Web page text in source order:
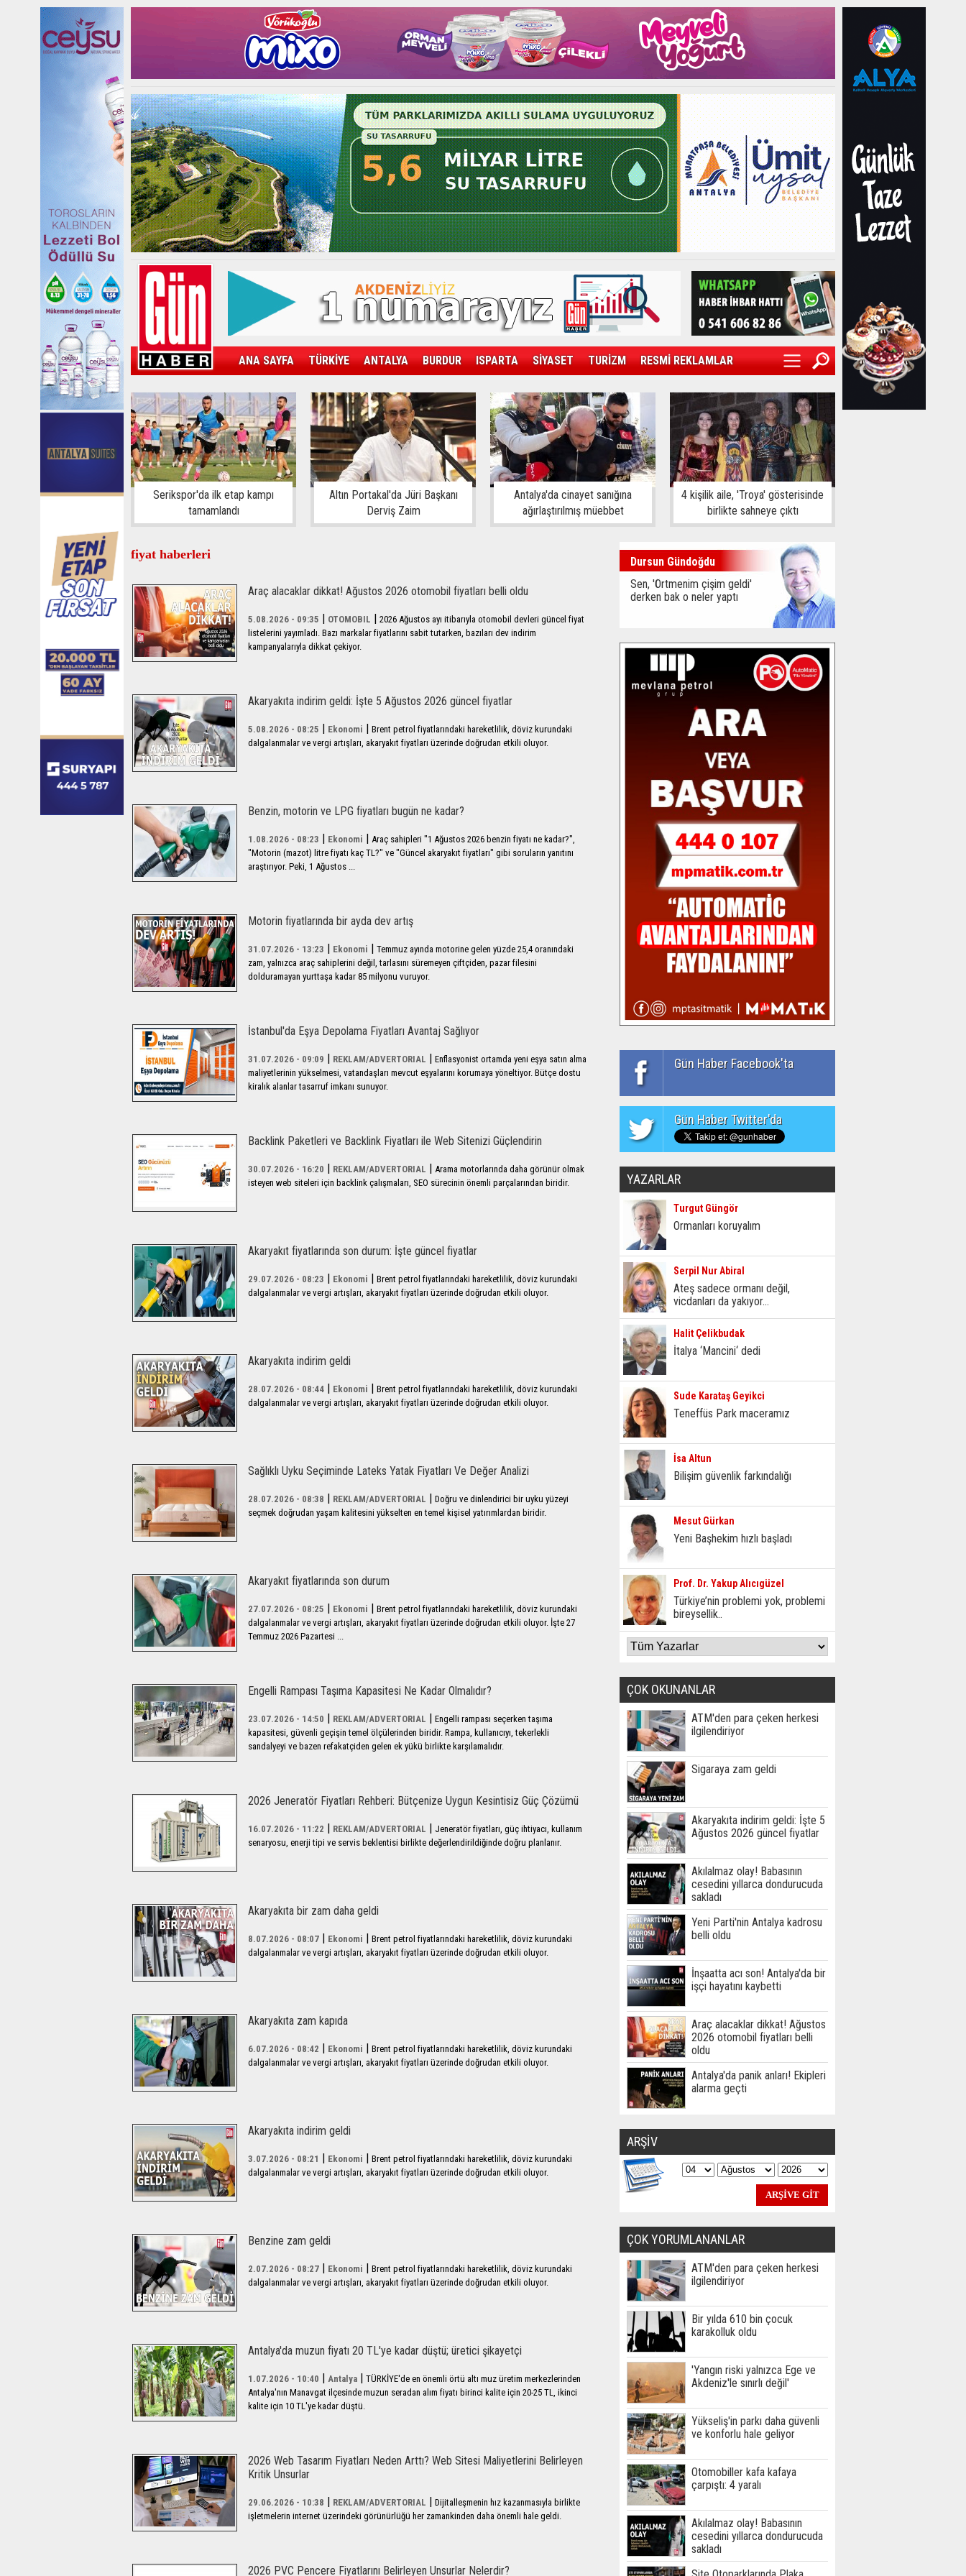
ANA SAYFA TÜRKİYE ANTALYA BURDUR ISPARTA SİYASET TURİZM RESMİ REKLAMLAR
KAMPÜS SPOR GÜN'ÜN ÜRÜNÜ SAĞLIK EKONOMİ DÜNYA
Serikspor'da ilk etap kampı
tamamlandı
Altın Portakal'da Jüri Başkanı
Derviş Zaim
Antalya'da cinayet sanığına
ağırlaştırılmış müebbet
4 kişilik aile, 'Troya' gösterisinde
birlikte sahneye çıktı
fiyat haberleri
Araç alacaklar dikkat! Ağustos 2026 otomobil fiyatları belli oldu
5.08.2026 - 09:35 | OTOMOBIL | 2026 Ağustos ayı itibarıyla otomobil devleri güncel fiyat
listelerini yayımladı. Bazı markalar fiyatlarını sabit tutarken, bazıları dev indirim
kampanyalarıyla dikkat çekiyor.
Akaryakıta indirim geldi: İşte 5 Ağustos 2026 güncel fiyatlar
5.08.2026 - 08:25 | Ekonomi | Brent petrol fiyatlarındaki hareketlilik, döviz kurundaki
dalgalanmalar ve vergi artışları, akaryakıt fiyatları üzerinde doğrudan etkili oluyor.
Benzin, motorin ve LPG fiyatları bugün ne kadar?
1.08.2026 - 08:23 | Ekonomi | Araç sahipleri "1 Ağustos 2026 benzin fiyatı ne kadar?",
"Motorin (mazot) litre fiyatı kaç TL?" ve "Güncel akaryakıt fiyatları" gibi soruların yanıtını
araştırıyor. Peki, 1 Ağustos ...
Motorin fiyatlarında bir ayda dev artış
31.07.2026 - 13:23 | Ekonomi | Temmuz ayında motorine gelen yüzde 25,4 oranındaki
zam, yalnızca araç sahiplerini değil, tarlasını süremeyen çiftçiden, pazar filesini
dolduramayan yurttaşa kadar 85 milyonu vuruyor.
İstanbul'da Eşya Depolama Fiyatları Avantaj Sağlıyor
31.07.2026 - 09:09 | REKLAM/ADVERTORIAL | Enflasyonist ortamda yeni eşya satın alma
maliyetlerinin yükselmesi, vatandaşları mevcut eşyalarını korumaya yöneltiyor. Bütçe dostu
kiralık alanlar tasarruf imkanı sunuyor.
Backlink Paketleri ve Backlink Fiyatları ile Web Sitenizi Güçlendirin
30.07.2026 - 16:20 | REKLAM/ADVERTORIAL | Arama motorlarında daha görünür olmak
isteyen web siteleri için backlink çalışmaları, SEO sürecinin önemli parçalarından biridir.
Akaryakıt fiyatlarında son durum: İşte güncel fiyatlar
29.07.2026 - 08:23 | Ekonomi | Brent petrol fiyatlarındaki hareketlilik, döviz kurundaki
dalgalanmalar ve vergi artışları, akaryakıt fiyatları üzerinde doğrudan etkili oluyor.
Akaryakıta indirim geldi
28.07.2026 - 08:44 | Ekonomi | Brent petrol fiyatlarındaki hareketlilik, döviz kurundaki
dalgalanmalar ve vergi artışları, akaryakıt fiyatları üzerinde doğrudan etkili oluyor.
Sağlıklı Uyku Seçiminde Lateks Yatak Fiyatları Ve Değer Analizi
28.07.2026 - 08:38 | REKLAM/ADVERTORIAL | Doğru ve dinlendirici bir uyku yüzeyi
seçmek doğrudan yaşam kalitesini yükselten en temel kişisel yatırımlardan biridir.
Akaryakıt fiyatlarında son durum
27.07.2026 - 08:25 | Ekonomi | Brent petrol fiyatlarındaki hareketlilik, döviz kurundaki
dalgalanmalar ve vergi artışları, akaryakıt fiyatları üzerinde doğrudan etkili oluyor. İşte 27
Temmuz 2026 Pazartesi ...
Engelli Rampası Taşıma Kapasitesi Ne Kadar Olmalıdır?
23.07.2026 - 14:50 | REKLAM/ADVERTORIAL | Engelli rampası seçerken taşıma
kapasitesi, güvenli geçişin temel ölçülerinden biridir. Rampa, kullanıcıyı, tekerlekli
sandalyeyi ve bazen refakatçiden gelen ek yükü birlikte karşılamalıdır.
2026 Jeneratör Fiyatları Rehberi: Bütçenize Uygun Kesintisiz Güç Çözümü
16.07.2026 - 11:22 | REKLAM/ADVERTORIAL | Jeneratör fiyatları, güç ihtiyacı, kullanım
senaryosu, enerji tipi ve servis beklentisi birlikte değerlendirildiğinde doğru planlanır.
Akaryakıta bir zam daha geldi
8.07.2026 - 08:07 | Ekonomi | Brent petrol fiyatlarındaki hareketlilik, döviz kurundaki
dalgalanmalar ve vergi artışları, akaryakıt fiyatları üzerinde doğrudan etkili oluyor.
Akaryakıta zam kapıda
6.07.2026 - 08:42 | Ekonomi | Brent petrol fiyatlarındaki hareketlilik, döviz kurundaki
dalgalanmalar ve vergi artışları, akaryakıt fiyatları üzerinde doğrudan etkili oluyor.
Akaryakıta indirim geldi
3.07.2026 - 08:21 | Ekonomi | Brent petrol fiyatlarındaki hareketlilik, döviz kurundaki
dalgalanmalar ve vergi artışları, akaryakıt fiyatları üzerinde doğrudan etkili oluyor.
Benzine zam geldi
2.07.2026 - 08:27 | Ekonomi | Brent petrol fiyatlarındaki hareketlilik, döviz kurundaki
dalgalanmalar ve vergi artışları, akaryakıt fiyatları üzerinde doğrudan etkili oluyor.
Antalya'da muzun fiyatı 20 TL'ye kadar düştü; üretici şikayetçi
1.07.2026 - 10:40 | Antalya | TÜRKİYE'de en önemli örtü altı muz üretim merkezlerinden
Antalya'nın Manavgat ilçesinde muzun seradan alım fiyatı birinci kalite için 20-25 TL, ikinci
kalite için 10 TL'ye kadar düştü.
2026 Web Tasarım Fiyatları Neden Arttı? Web Sitesi Maliyetlerini Belirleyen
Kritik Unsurlar
29.06.2026 - 10:38 | REKLAM/ADVERTORIAL | Dijitalleşmenin hız kazanmasıyla birlikte
işletmelerin internet üzerindeki görünürlüğü her zamankinden daha önemli hale geldi.
2026 PVC Pencere Fiyatlarını Belirleyen Unsurlar Nelerdir?
Dursun Gündoğdu
Sen, 'Örtmenim çişim geldi'
derken bak o neler yaptı
Gün Haber Facebook'ta
Gün Haber Twitter'da
YAZARLAR
Turgut Güngör
Ormanları koruyalım
Serpil Nur Abiral
Ateş sadece ormanı değil,
vicdanları da yakıyor...
Halit Çelikbudak
İtalya ‘Mancini‘ dedi
Sude Karataş Geyikci
Teneffüs Park maceramız
İsa Altun
Bilişim güvenlik farkındalığı
Mesut Gürkan
Yeni Başhekim hızlı başladı
Prof. Dr. Yakup Alıcıgüzel
Türkiye’nin problemi yok, problemi
bireysellik..
ÇOK OKUNANLAR
ATM'den para çeken herkesi
ilgilendiriyor
Sigaraya zam geldi
Akaryakıta indirim geldi: İşte 5
Ağustos 2026 güncel fiyatlar
Akılalmaz olay! Babasının
cesedini yıllarca dondurucuda
sakladı
Yeni Parti'nin Antalya kadrosu
belli oldu
İnşaatta acı son! Antalya'da bir
işçi hayatını kaybetti
Araç alacaklar dikkat! Ağustos
2026 otomobil fiyatları belli
oldu
Antalya'da panik anları! Ekipleri
alarma geçti
ARŞİV
ÇOK YORUMLANANLAR
ATM'den para çeken herkesi
ilgilendiriyor
Bir yılda 610 bin çocuk
karakolluk oldu
'Yangın riski yalnızca Ege ve
Akdeniz'le sınırlı değil'
Yükseliş'in parkı daha güvenli
ve konforlu hale geliyor
Otomobiller kafa kafaya
çarpıştı: 4 yaralı
Akılalmaz olay! Babasının
cesedini yıllarca dondurucuda
sakladı